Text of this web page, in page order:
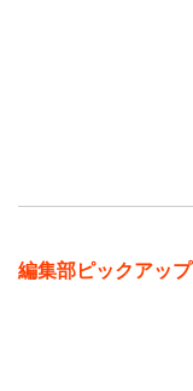
編集部ピックアップ